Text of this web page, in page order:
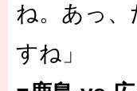
ね。あっ
すね」